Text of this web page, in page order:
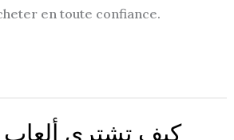
en toute confiance.
كيف تشتري